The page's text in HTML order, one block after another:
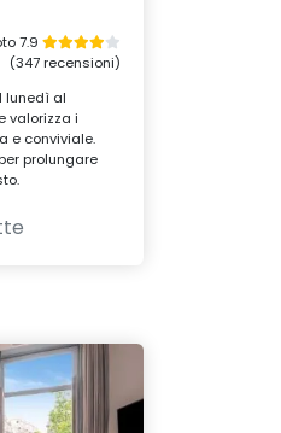
7.9
(347 recensioni)
lunedì al
valorizza i
e conviviale.
prolungare